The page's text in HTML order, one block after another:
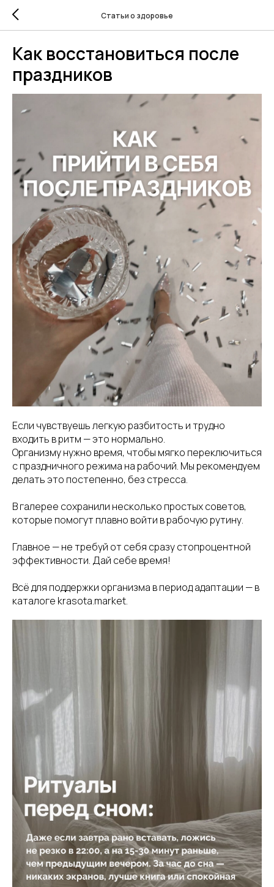
Статьи о здоровье
Как восстановиться после
праздников
Если чувствуешь легкую разбитость и трудно
входить в ритм — это нормально.
Организму нужно время, чтобы мягко переключиться
с праздничного режима на рабочий. Мы рекомендуем
делать это постепенно, без стресса.
В галерее сохранили несколько простых советов,
которые помогут плавно войти в рабочую рутину.
Главное — не требуй от себя сразу стопроцентной
эффективности. Дай себе время!
Всё для поддержки организма в период адаптации — в
каталоге krasota.market.